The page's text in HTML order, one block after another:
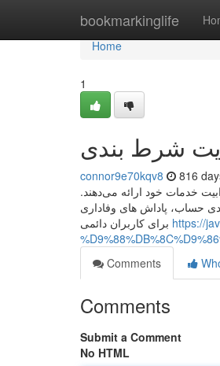
bookmarkinglife
Home
Home
1
شرط بندی
connor9e70kqv8 816
خدمات خود ارائه می‌دهند.
حساب، پاداش‌ های وفاداری
https://
Comments
Comments
Submit a Comment
No HTML